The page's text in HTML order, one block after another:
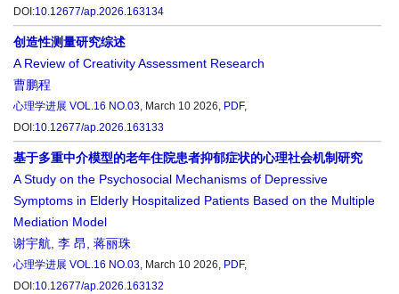
DOI:10.12677/ap.2026.163134
创造性测量研究综述
A Review of Creativity Assessment Research
曹鹏程
心理学进展 VOL.16 NO.03, March 10 2026, PDF,
DOI:10.12677/ap.2026.163133
基于多重中介模型的老年住院患者抑郁症状的心理社会机制研究
A Study on the Psychosocial Mechanisms of Depressive
Symptoms in Elderly Hospitalized Patients Based on the Multiple
Mediation Model
谢宇航 李 昂 蒋丽珠
心理学进展 VOL.16 NO.03, March 10 2026, PDF,
DOI:10.12677/ap.2026.163132